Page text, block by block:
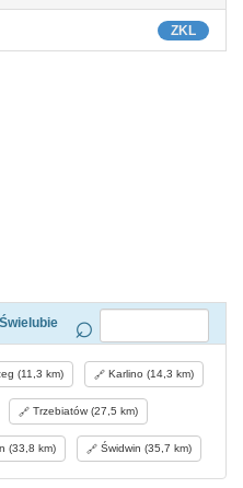
ZKL
(11,3 km) Karlino (14,3 km)
Trzebiatów (27,5 km)
(33,8 km) Świdwin (35,7 km)